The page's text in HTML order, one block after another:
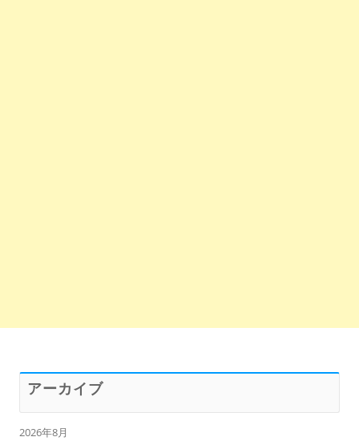
アーカイブ
2026年8月